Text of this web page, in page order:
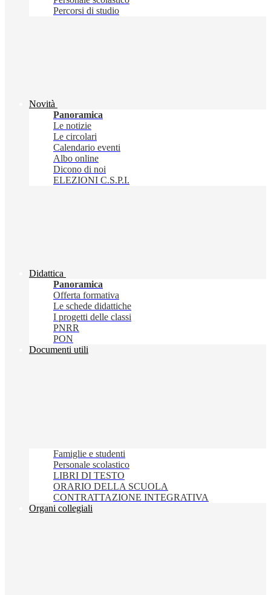
Percorsi di studio
Novità
Panoramica
Le notizie
Le circolari
Calendario eventi
Albo online
Dicono di noi
ELEZIONI C.S.P.I.
Didattica
Panoramica
Offerta formativa
Le schede didattiche
I progetti delle classi
PNRR
PON
Documenti utili
Famiglie e studenti
Personale scolastico
LIBRI DI TESTO
ORARIO DELLA SCUOLA
CONTRATTAZIONE INTEGRATIVA
Organi collegiali